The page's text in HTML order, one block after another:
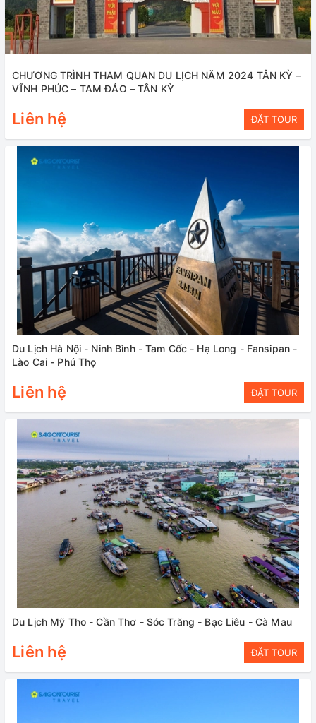
CHƯƠNG TRÌNH THAM QUAN DU LỊCH NĂM 2024 TÂN KỲ –
VĨNH PHÚC – TAM ĐẢO – TÂN KỲ
Liên hệ ĐẶT TOUR
Du Lịch Hà Nội - Ninh Bình - Tam Cốc - Hạ Long - Fansipan -
Lào Cai - Phú Thọ
Liên hệ ĐẶT TOUR
Du Lịch Mỹ Tho - Cần Thơ - Sóc Trăng - Bạc Liêu - Cà Mau
Liên hệ ĐẶT TOUR